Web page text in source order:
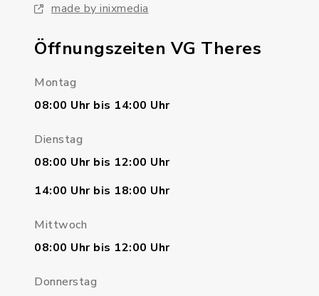
made by inixmedia
Öffnungszeiten VG Theres
Montag
08:00 Uhr bis 14:00 Uhr
Dienstag
08:00 Uhr bis 12:00 Uhr
14:00 Uhr bis 18:00 Uhr
Mittwoch
08:00 Uhr bis 12:00 Uhr
Donnerstag